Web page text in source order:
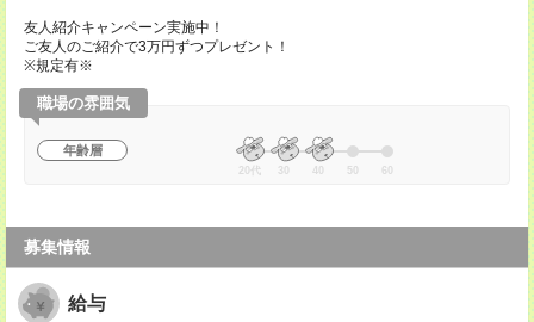
友人紹介キャンペーン実施中！
ご友人のご紹介で3万円ずつプレゼント！
※規定有※
職場の雰囲気
年齢層
20代 30 40 50 60
募集情報
給与